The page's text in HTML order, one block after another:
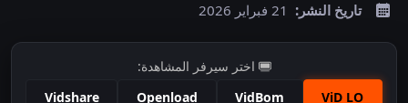
تاريخ النشر: 21 فبراير 2026
اختر سيرفر المشاهدة:
ViD LO
VidBom
Openload
Vidshare